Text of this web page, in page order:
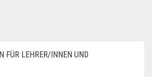
FÜR LEHRER/INNEN UND